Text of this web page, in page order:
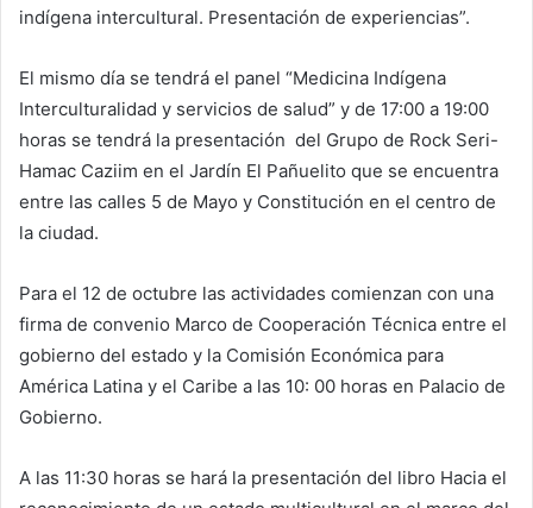
indígena intercultural. Presentación de experiencias”.
El mismo día se tendrá el panel “Medicina Indígena
Interculturalidad y servicios de salud” y de 17:00 a 19:00
horas se tendrá la presentación del Grupo de Rock Seri-
Hamac Caziim en el Jardín El Pañuelito que se encuentra
entre las calles 5 de Mayo y Constitución en el centro de
la ciudad.
Para el 12 de octubre las actividades comienzan con una
firma de convenio Marco de Cooperación Técnica entre el
gobierno del estado y la Comisión Económica para
América Latina y el Caribe a las 10: 00 horas en Palacio de
Gobierno.
A las 11:30 horas se hará la presentación del libro Hacia el